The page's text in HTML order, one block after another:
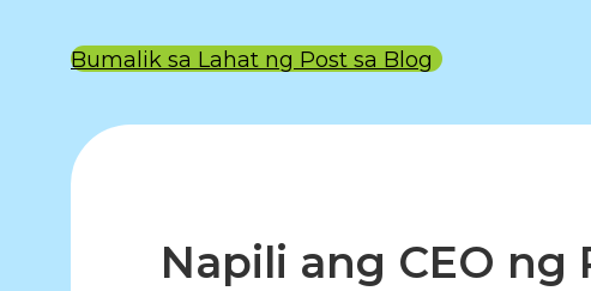
Bumalik sa Lahat ng Post sa Blog
Napili ang CEO